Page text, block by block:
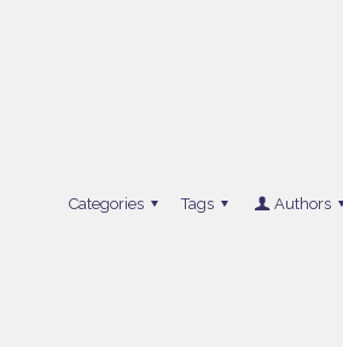
Categories Tags Authors